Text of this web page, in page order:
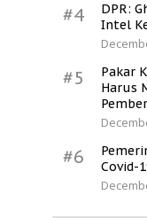
#4
DPR:
Intel
#5
Pakar
Harus
#6
Covid-